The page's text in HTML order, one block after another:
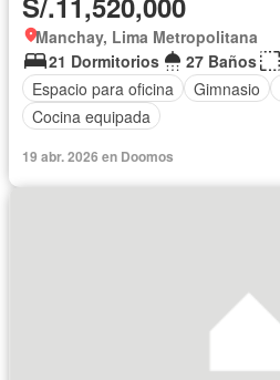
Manchay, Lima Metropolitana
21 Dormitorios
27 Baños
Espacio para oficina
Gimnasio
Cocina equipada
19 abr. 2026 en Doomos